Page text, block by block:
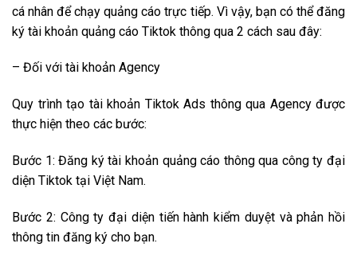
cá nhân để chạy quảng cáo trực tiếp. Vì vậy, bạn có thể đăng
ký tài khoản quảng cáo Tiktok thông qua 2 cách sau đây:
– Đối với tài khoản Agency
Quy trình tạo tài khoản Tiktok Ads thông qua Agency được
thực hiện theo các bước:
Bước 1: Đăng ký tài khoản quảng cáo thông qua công ty đại
diện Tiktok tại Việt Nam.
Bước 2: Công ty đại diện tiến hành kiểm duyệt và phản hồi
thông tin đăng ký cho bạn.